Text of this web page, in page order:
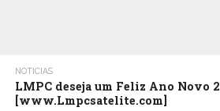
NOTICIAS
LMPC deseja um Feliz Ano Novo
[www.Lmpcsatelite.com]